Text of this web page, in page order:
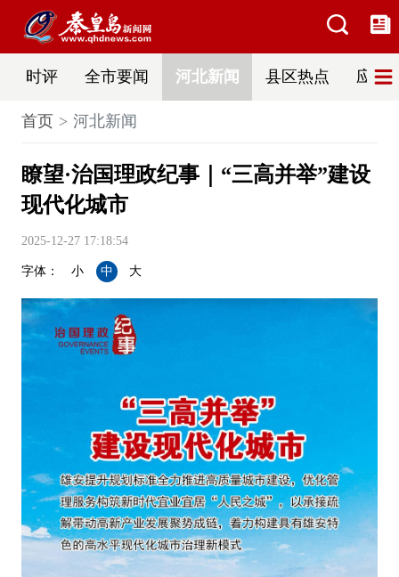
时评 全市要闻 河北新闻 县区热点 应急
首页 河北新闻
瞭望·治国理政纪事｜“三高并举”建设
现代化城市
2025-12-27 17:18:54
字体： 小 中 大